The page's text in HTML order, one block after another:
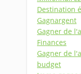
Destination
Gagnargent
Gagner de
Finances
Gagner de
budget